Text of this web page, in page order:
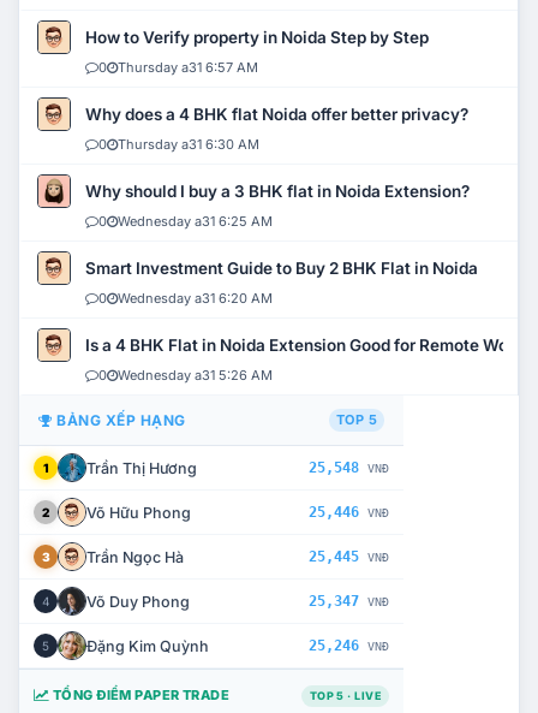
How to Verify property in Noida Step by Step
0 Thursday a31 6:57 AM
Why does a 4 BHK flat Noida offer better privacy?
0 Thursday a31 6:30 AM
Why should I buy a 3 BHK flat in Noida Extension?
0 Wednesday a31 6:25 AM
Smart Investment Guide to Buy 2 BHK Flat in Noida
0 Wednesday a31 6:20 AM
Is a 4 BHK Flat in Noida Extension Good for Remote Work?
0 Wednesday a31 5:26 AM
BẢNG XẾP HẠNG TOP 5
1 Trần Thị Hương 25,548 VNĐ
2 Võ Hữu Phong 25,446 VNĐ
3 Trần Ngọc Hà 25,445 VNĐ
4 Võ Duy Phong 25,347 VNĐ
5 Đặng Kim Quỳnh 25,246 VNĐ
TỔNG ĐIỂM PAPER TRADE TOP 5 · LIVE